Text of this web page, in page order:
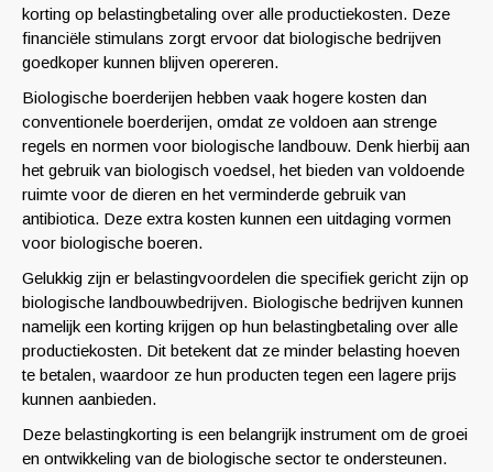
korting op belastingbetaling over alle productiekosten. Deze
financiële stimulans zorgt ervoor dat biologische bedrijven
goedkoper kunnen blijven opereren.
Biologische boerderijen hebben vaak hogere kosten dan
conventionele boerderijen, omdat ze voldoen aan strenge
regels en normen voor biologische landbouw. Denk hierbij aan
het gebruik van biologisch voedsel, het bieden van voldoende
ruimte voor de dieren en het verminderde gebruik van
antibiotica. Deze extra kosten kunnen een uitdaging vormen
voor biologische boeren.
Gelukkig zijn er belastingvoordelen die specifiek gericht zijn op
biologische landbouwbedrijven. Biologische bedrijven kunnen
namelijk een korting krijgen op hun belastingbetaling over alle
productiekosten. Dit betekent dat ze minder belasting hoeven
te betalen, waardoor ze hun producten tegen een lagere prijs
kunnen aanbieden.
Deze belastingkorting is een belangrijk instrument om de groei
en ontwikkeling van de biologische sector te ondersteunen.